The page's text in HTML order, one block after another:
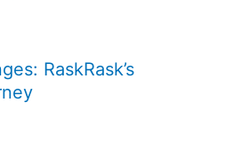
RaskRask’s